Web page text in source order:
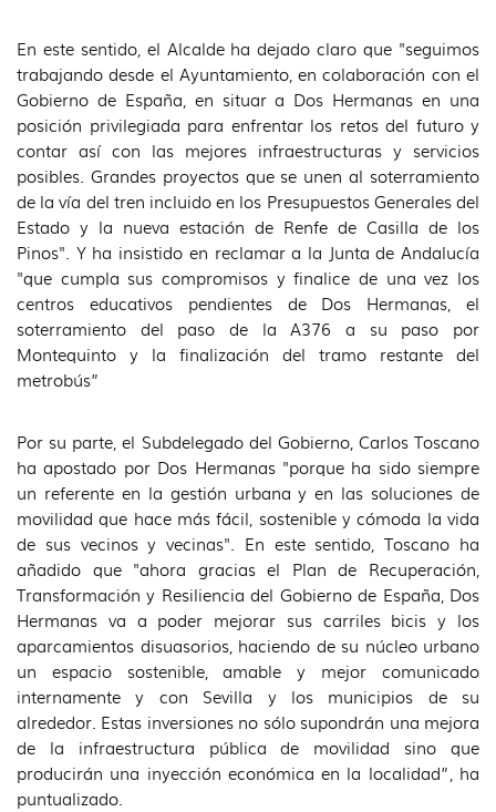
En este sentido, el Alcalde ha dejado claro que "seguimos
trabajando desde el Ayuntamiento, en colaboración con el
Gobierno de España, en situar a Dos Hermanas en una
posición privilegiada para enfrentar los retos del futuro y
contar así con las mejores infraestructuras y servicios
posibles. Grandes proyectos que se unen al soterramiento
de la vía del tren incluido en los Presupuestos Generales del
Estado y la nueva estación de Renfe de Casilla de los
Pinos". Y ha insistido en reclamar a la Junta de Andalucía
"que cumpla sus compromisos y finalice de una vez los
centros educativos pendientes de Dos Hermanas, el
soterramiento del paso de la A376 a su paso por
Montequinto y la finalización del tramo restante del
metrobús”
Por su parte, el Subdelegado del Gobierno, Carlos Toscano
ha apostado por Dos Hermanas "porque ha sido siempre
un referente en la gestión urbana y en las soluciones de
movilidad que hace más fácil, sostenible y cómoda la vida
de sus vecinos y vecinas". En este sentido, Toscano ha
añadido que "ahora gracias el Plan de Recuperación,
Transformación y Resiliencia del Gobierno de España, Dos
Hermanas va a poder mejorar sus carriles bicis y los
aparcamientos disuasorios, haciendo de su núcleo urbano
un espacio sostenible, amable y mejor comunicado
internamente y con Sevilla y los municipios de su
alrededor. Estas inversiones no sólo supondrán una mejora
de la infraestructura pública de movilidad sino que
producirán una inyección económica en la localidad”, ha
puntualizado.